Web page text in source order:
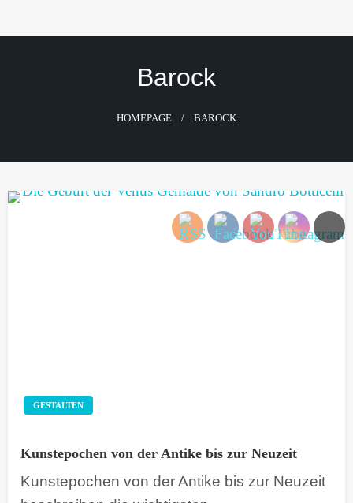
content
Barock
HOMEPAGE BAROCK
GESTALTEN
Kunstepochen von der Antike bis zur Neuzeit
Kunstepochen von der Antike bis zur Neuzeit